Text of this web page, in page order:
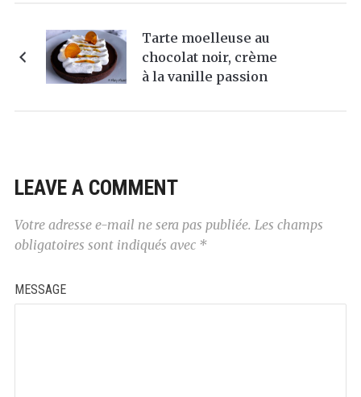
Tarte moelleuse au
chocolat noir, crème
à la vanille passion
LEAVE A COMMENT
Votre adresse e-mail ne sera pas publiée. Les champs
obligatoires sont indiqués avec *
MESSAGE